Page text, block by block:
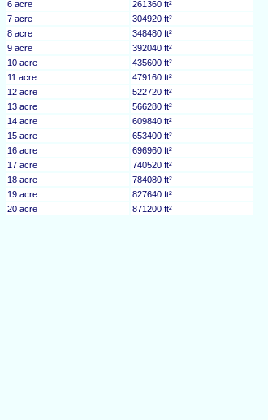
6 acre
261360 ft²
7 acre
304920 ft²
8 acre
348480 ft²
9 acre
392040 ft²
10 acre
435600 ft²
11 acre
479160 ft²
12 acre
522720 ft²
13 acre
566280 ft²
14 acre
609840 ft²
15 acre
653400 ft²
16 acre
696960 ft²
17 acre
740520 ft²
18 acre
784080 ft²
19 acre
827640 ft²
20 acre
871200 ft²